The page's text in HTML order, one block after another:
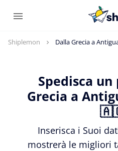
Shiplemon Dalla Grecia a
Spedisca
Grecia a
Inserisca i Suoi
mostrerà le migliori